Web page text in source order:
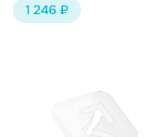
1 246 ₽